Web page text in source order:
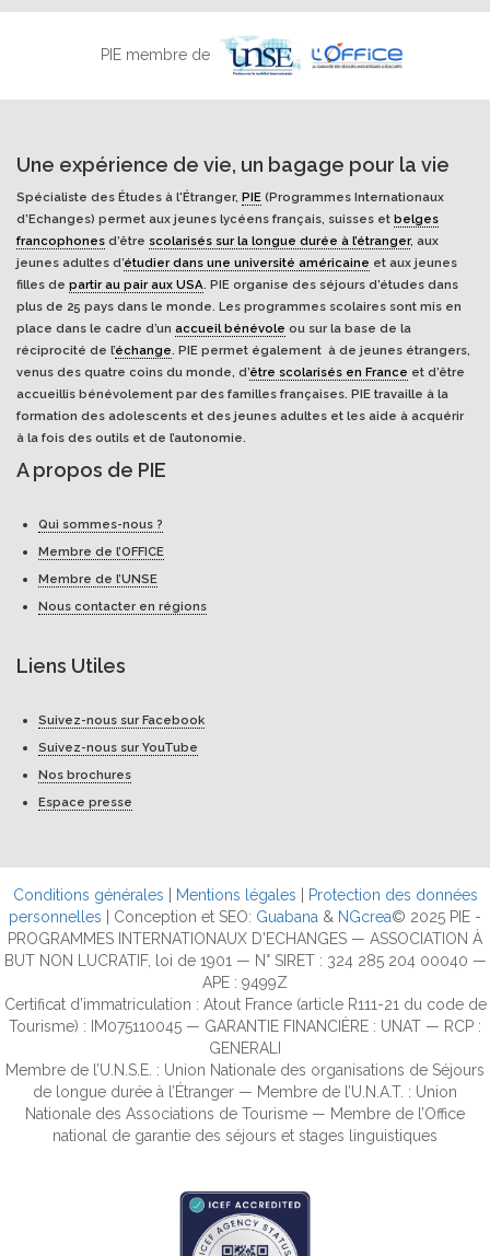
PIE membre de
Une expérience de vie, un bagage pour la vie
Spécialiste des Études à l'Étranger, PIE (Programmes Internationaux
d’Echanges) permet aux jeunes lycéens français, suisses et belges
francophones d’être scolarisés sur la longue durée à l’étranger, aux
jeunes adultes d’étudier dans une université américaine et aux jeunes
filles de partir au pair aux USA. PIE organise des séjours d’études dans
plus de 25 pays dans le monde. Les programmes scolaires sont mis en
place dans le cadre d’un accueil bénévole ou sur la base de la
réciprocité de l’échange. PIE permet également à de jeunes étrangers,
venus des quatre coins du monde, d’être scolarisés en France et d’être
accueillis bénévolement par des familles françaises. PIE travaille à la
formation des adolescents et des jeunes adultes et les aide à acquérir
à la fois des outils et de l’autonomie.
A propos de PIE
Qui sommes-nous ?
Membre de l’OFFICE
Membre de l’UNSE
Nous contacter en régions
Liens Utiles
Suivez-nous sur Facebook
Suivez-nous sur YouTube
Nos brochures
Espace presse
Conditions générales Mentions légales
Protection des données
personnelles | Conception et SEO: Guabana & NGcrea© 2025 PIE -
PROGRAMMES INTERNATIONAUX D'ECHANGES — ASSOCIATION À
BUT NON LUCRATIF, loi de 1901 — N° SIRET : 324 285 204 00040 —
APE : 9499Z
Certificat d’immatriculation : Atout France (article R111-21 du code de
Tourisme) : IM075110045 — GARANTIE FINANCIÈRE : UNAT — RCP :
GENERALI
Membre de l’U.N.S.E. : Union Nationale des organisations de Séjours
de longue durée à l’Étranger — Membre de l’U.N.A.T. : Union
Nationale des Associations de Tourisme — Membre de l’Office
national de garantie des séjours et stages linguistiques